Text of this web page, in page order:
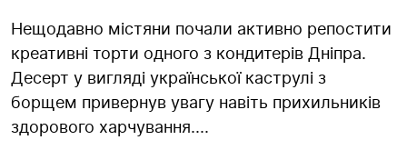
Нещодавно містяни почали активно репостити
креативні торти одного з кондитерів Дніпра.
Десерт у вигляді української каструлі з
борщем привернув увагу навіть прихильників
здорового харчування....